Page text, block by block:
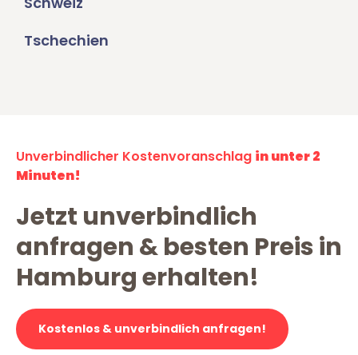
Tschechien
Unverbindlicher Kostenvoranschlag in unter 2
Minuten!
Jetzt unverbindlich
anfragen & besten Preis in
Hamburg erhalten!
Kostenlos & unverbindlich anfragen!